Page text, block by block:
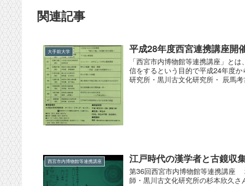
関連記事
大手前大学 平成28年度西宮連携講座開
「西宮市内博物館等連携講座」と
信をするという目的で平成24年度
研究所・黒川古文化研究所・ 辰馬
西宮市内博物館等連携講座 江戸時代の漢学者と古鏡収
第36回西宮市内博物館等連携講座
師・黒川古文化研究所の杉本欣久